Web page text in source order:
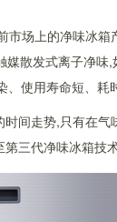
场上的净味冰
散发式离子净味
使用寿命短、耗
间走势,只有在
三代净味冰箱技术